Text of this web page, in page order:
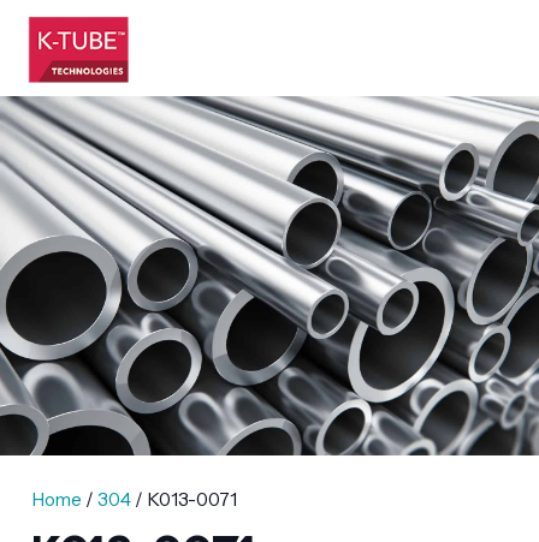
Home / 304/ K013-0071